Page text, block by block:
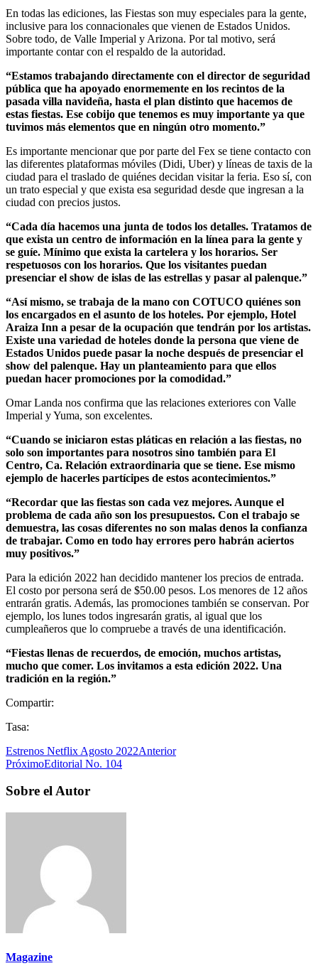
En todas las ediciones, las Fiestas son muy especiales para la gente,
inclusive para los connacionales que vienen de Estados Unidos.
Sobre todo, de Valle Imperial y Arizona. Por tal motivo, será
importante contar con el respaldo de la autoridad.
“Estamos trabajando directamente con el director de seguridad
pública que ha apoyado enormemente en los recintos de la
pasada villa navideña, hasta el plan distinto que hacemos de
estas fiestas. Ese cobijo que tenemos es muy importante ya que
tuvimos más elementos que en ningún otro momento.”
Es importante mencionar que por parte del Fex se tiene contacto con
las diferentes plataformas móviles (Didi, Uber) y líneas de taxis de la
ciudad para el traslado de quiénes decidan visitar la feria. Eso sí, con
un trato especial y que exista esa seguridad desde que ingresan a la
ciudad con precios justos.
“Cada día hacemos una junta de todos los detalles. Tratamos de
que exista un centro de información en la línea para la gente y
se guíe. Mínimo que exista la cartelera y los horarios. Ser
respetuosos con los horarios. Que los visitantes puedan
presenciar el show de islas de las estrellas y pasar al palenque.”
“Así mismo, se trabaja de la mano con COTUCO quiénes son
los encargados en el asunto de los hoteles. Por ejemplo, Hotel
Araiza Inn a pesar de la ocupación que tendrán por los artistas.
Existe una variedad de hoteles donde la persona que viene de
Estados Unidos puede pasar la noche después de presenciar el
show del palenque. Hay un planteamiento para que ellos
puedan hacer promociones por la comodidad.”
Omar Landa nos confirma que las relaciones exteriores con Valle
Imperial y Yuma, son excelentes.
“Cuando se iniciaron estas pláticas en relación a las fiestas, no
solo son importantes para nosotros sino también para El
Centro, Ca. Relación extraordinaria que se tiene. Ese mismo
ejemplo de hacerles partícipes de estos acontecimientos.”
“Recordar que las fiestas son cada vez mejores. Aunque el
problema de cada año son los presupuestos. Con el trabajo se
demuestra, las cosas diferentes no son malas denos la confianza
de trabajar. Como en todo hay errores pero habrán aciertos
muy positivos.”
Para la edición 2022 han decidido mantener los precios de entrada.
El costo por persona será de $50.00 pesos. Los menores de 12 años
entrarán gratis. Además, las promociones también se conservan. Por
ejemplo, los lunes todos ingresarán gratis, al igual que los
cumpleañeros que lo compruebe a través de una identificación.
“Fiestas llenas de recuerdos, de emoción, muchos artistas,
mucho que comer. Los invitamos a esta edición 2022. Una
tradición en la región.”
Compartir:
Tasa:
Estrenos Netflix Agosto 2022Anterior
PróximoEditorial No. 104
Sobre el Autor
Magazine